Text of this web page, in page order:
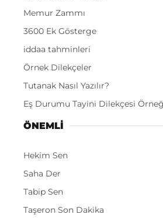
Memur Zammı
3600 Ek Gösterge
iddaa tahminleri
Örnek Dilekçeler
Tutanak Nasıl Yazılır?
Eş Durumu Tayini Dilekçesi
ÖNEMLI
Hekim Sen
Saha Der
Tabip Sen
Taşeron Son Dakika